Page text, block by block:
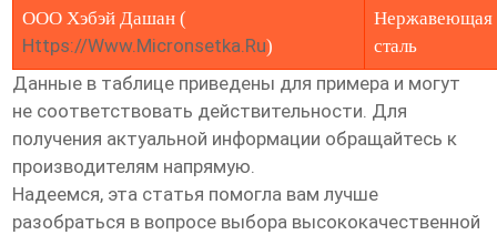
ООО Хэбэй Дашан (
Https://www.micronsetka.ru)
Нержавеющая
сталь
Данные в таблице приведены для примера и могут
не соответствовать действительности. Для
получения актуальной информации обращайтесь к
производителям напрямую.
Надеемся, эта статья помогла вам лучше
разобраться в вопросе выбора высококачественной